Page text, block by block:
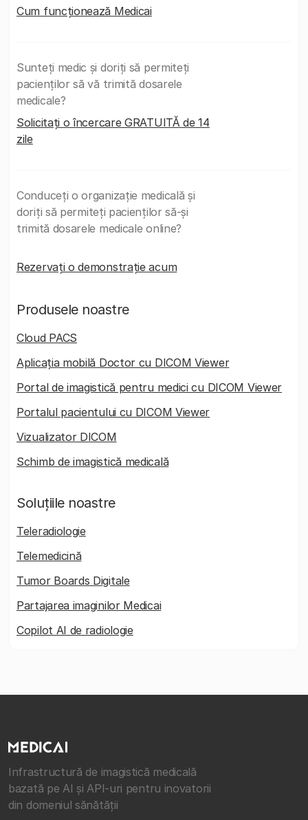
Cum funcționează Medicai
Sunteți medic și doriți să permiteți
pacienților să vă trimită dosarele
medicale?
Solicitați o încercare GRATUITĂ de 14
zile
Conduceți o organizație medicală și
doriți să permiteți pacienților să-și
trimită dosarele medicale online?
Rezervați o demonstrație acum
Produsele noastre
Cloud PACS
Aplicația mobilă Doctor cu DICOM Viewer
Portal de imagistică pentru medici cu DICOM Viewer
Portalul pacientului cu DICOM Viewer
Vizualizator DICOM
Schimb de imagistică medicală
Soluțiile noastre
Teleradiologie
Telemedicină
Tumor Boards Digitale
Partajarea imaginilor Medicai
Copilot AI de radiologie
Infrastructură de imagistică medicală
bazată pe AI și API-uri pentru inovatorii
din domeniul sănătății